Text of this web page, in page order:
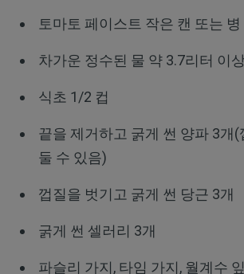
토마토 페이스트 작은 캔 또는
차가운 정수된 물 약 3.7리터 이
식초 1/2 컵
끝을 제거하고 굵게 썬 양파 3개(
둘 수 있음)
껍질을 벗기고 굵게 썬 당근 3개
굵게 썬 셀러리 3개
파슬리 가지, 타임 가지, 월계수